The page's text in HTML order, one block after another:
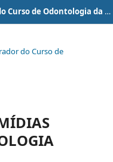
Anais do Seminário Integrador do Curso de Odontologia da UNIVALE
do Curso de